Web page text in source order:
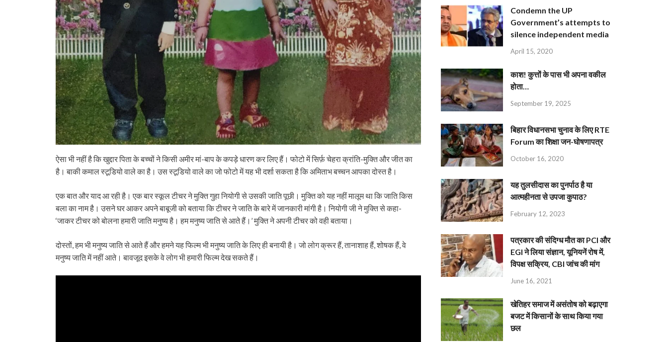
ऐसा भी नहीं है कि खुद्दार पिता के बच्चों ने किसी अमीर मां-बाप के कपड़े धारण कर लिए हैं। फोटो में सिर्फ़ चेहरा क्रांति-मुक्ति और जीत का
है। बाकी कमाल स्टूडियो वाले का है। उस स्टूडियो वाले का जो फोटो में यह भी दर्शा सकता है कि अमिताभ बच्चन आपका दोस्त है।
एक बात और याद आ रही है। एक बार स्कूल टीचर ने मुक्ति गुहा नियोगी से उसकी जाति पूछी। मुक्ति को यह नहीं मालूम था कि जाति किस
बला का नाम है। उसने घर आकर अपने बाबूजी को बताया कि टीचर ने जाति के बारे में जानकारी मांगी है। नियोगी जी ने मुक्ति से कहा-
‘जाकर टीचर को बोलना हमारी जाति मनुष्य है। हम मनुष्य जाति से आते हैं।’ मुक्ति ने अपनी टीचर को वही बताया।
दोस्तों, हम भी मनुष्य जाति से आते हैं और हमने यह फिल्म भी मनुष्य जाति के लिए ही बनायी है। जो लोग क्रूर हैं, तानाशाह हैं, शोषक हैं, वे
मनुष्य जाति में नहीं आते। बावजूद इसके वे लोग भी हमारी फिल्म देख सकते हैं।
Condemn the UP
Government’s attempts to
silence independent media
April 15, 2020
काश! कुत्तों के पास भी अपना वकील
होता…
September 19, 2025
बिहार विधानसभा चुनाव के लिए RTE
Forum का शिक्षा जन-घोषणापत्र
October 16, 2020
यह तुलसीदास का पुनर्पाठ है या
आत्महीनता से उपजा कुपाठ?
February 12, 2023
पत्रकार की संदिग्ध मौत का PCI और
EGI ने लिया संज्ञान, यूनियनें रोष में,
विपक्ष सक्रिय, CBI जांच की मांग
June 16, 2021
खेतिहर समाज में असंतोष को बढ़ाएगा
बजट में किसानों के साथ किया गया
छल